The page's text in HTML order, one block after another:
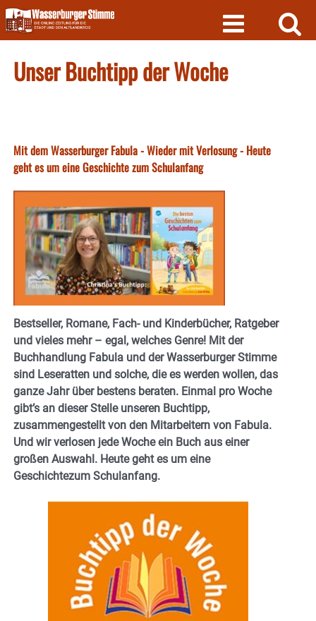
Skip
to
content
Unser Buchtipp der Woche
Mit dem Wasserburger Fabula - Wieder mit Verlosung - Heute
geht es um eine Geschichte zum Schulanfang
Bestseller, Romane, Fach- und Kinderbücher, Ratgeber
und vieles mehr – egal, welches Genre! Mit der
Buchhandlung Fabula und der Wasserburger Stimme
sind Leseratten und solche, die es werden wollen, das
ganze Jahr über bestens beraten. Einmal pro Woche
gibt’s an dieser Stelle unseren Buchtipp,
zusammengestellt von den Mitarbeitern von Fabula.
Und wir verlosen jede Woche ein Buch aus einer
großen Auswahl. Heute geht es um eine
Geschichtezum Schulanfang.